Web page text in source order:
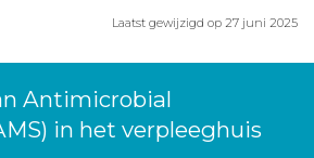
Laatst gewijzigd op 27 juni 2025
Antimicrobial
in het verpleeghuis